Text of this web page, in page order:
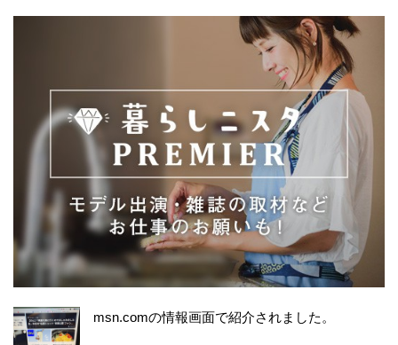
msn.comの情報画面で紹介されました。